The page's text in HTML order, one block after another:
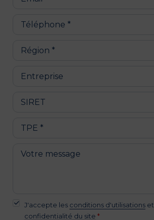
J'accepte les conditions d'utilisationset
confidentialité du site *